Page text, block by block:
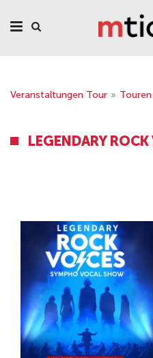
Veranstaltungen Tour » Touren
LEGENDARY